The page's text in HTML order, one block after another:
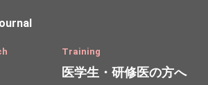
Training
医学生・研修医の方へ